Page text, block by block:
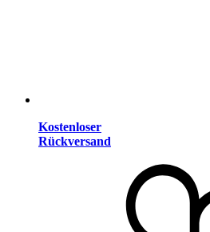
Kostenloser
Rückversand